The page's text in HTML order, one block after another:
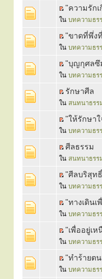
"ความรัก
ใน บทความธร
"ขาดที่พึ่ง
ใน บทความธร
"บุญกุศลซึ
ใน บทความธร
รักษาศีล
ใน สนทนาธรร
"ให้รักษา
ใน บทความธร
ศีลธรรม
ใน สนทนาธรร
"ศีลบริสุท
ใน บทความธร
"ทางเดิน
ใน บทความธร
"เพื่ออยู่เ
ใน บทความธร
"ทำร้ายต
ใน บทความธร